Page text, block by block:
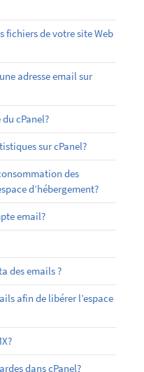
fichiers de votre site Web
adresse email sur
cPanel?
sur cPanel?
des
d’hébergement?
email?
des emails ?
afin de libérer l’espace
dans cPanel?